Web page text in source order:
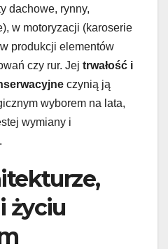
dachowe, rynny,
w motoryzacji (karoserie
produkcji elementów
czy rur. Jej trwałość i
czynią ją
wyborem na lata,
wymiany i
życiu